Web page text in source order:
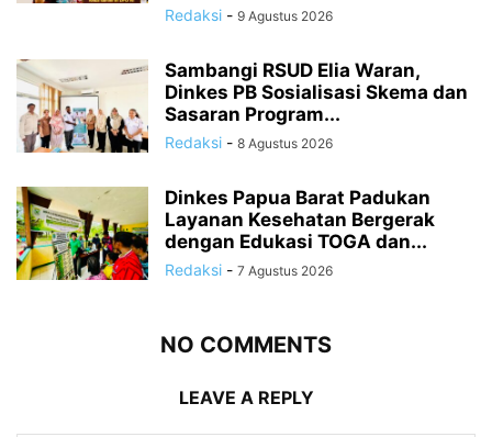
Redaksi - 9 Agustus 2026
Sambangi RSUD Elia Waran,
Dinkes PB Sosialisasi Skema dan
Sasaran Program...
Redaksi - 8 Agustus 2026
Dinkes Papua Barat Padukan
Layanan Kesehatan Bergerak
dengan Edukasi TOGA dan...
Redaksi - 7 Agustus 2026
NO COMMENTS
LEAVE A REPLY